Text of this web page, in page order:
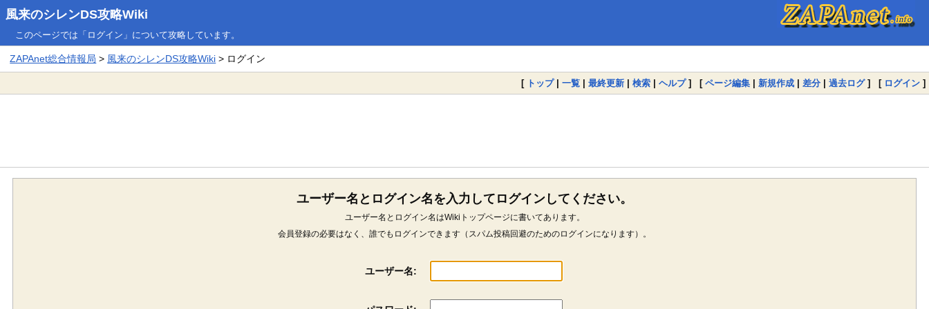
風来のシレンDS攻略Wiki
このページでは「ログイン」について攻略しています。
ZAPAnet総合情報局 > 風来のシレンDS攻略Wiki > ログイン
[ トップ| 一覧 | 最終更新 | 検索 | ヘルプ] [ ページ編集 | 新規作成 | 差分 | 過去ログ] [ ログイン ]
ユーザー名とログイン名を入力してログインしてください。
ユーザー名とログイン名はWikiトップページに書いてあります。
会員登録の必要はなく、誰でもログインできます（スパム投稿回避のためのログインになります）。
ユーザー名: